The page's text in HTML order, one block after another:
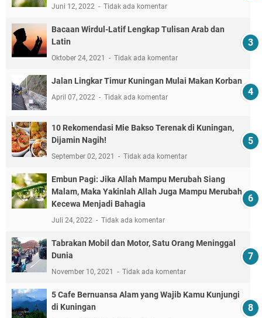
Juni 12, 2022 Tidak ada komentar
Bacaan Wirdul-Latif Lengkap Tulisan Arab dan
Latin
Oktober 24, 2021 Tidak ada komentar
Jalan Lingkar Timur Kuningan Mulai Makan Korban
April 07, 2022 Tidak ada komentar
10 Rekomendasi Mie Bakso Terenak di Kuningan,
Dijamin Nagih!
September 02, 2021 Tidak ada komentar
Embun Pagi: Jika Allah Mampu Merubah Siang
Malam, Maka Yakinlah Allah Juga Mampu Merubah
Kecewa Menjadi Bahagia
Juli 24, 2022 Tidak ada komentar
Tabrakan Mobil dan Motor, Satu Orang Meninggal
Dunia
November 10, 2021 Tidak ada komentar
5 Cafe Bernuansa Alam yang Wajib Kamu Kunjungi
di Kuningan